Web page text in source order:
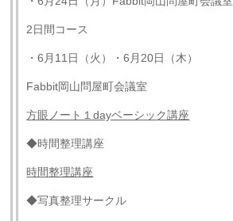
2日間コース
・6月11日（火）・6月20日（木）
Fabbit岡山問屋町会議室
方眼ノート１dayベーシック講座
◆時間整理講座
時間整理講座
◆写真整理サークル